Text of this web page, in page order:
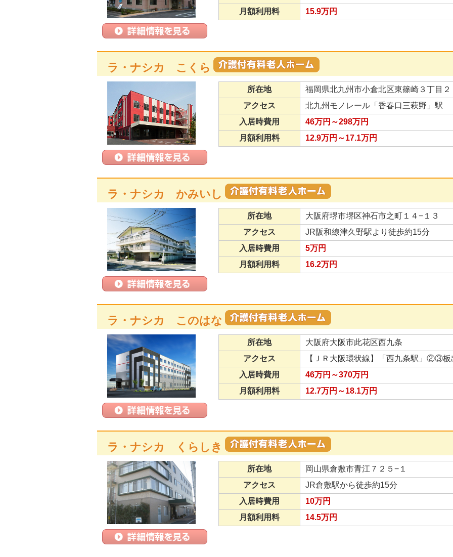
月額利用料
15.9万円
ラ・ナシカ こくら
所在地
福岡県北九州市小倉北区東篠崎３丁目２
アクセス
北九州モノレール「香春口三萩野」駅
入居時費用
46万円～298万円
月額利用料
12.9万円～17.1万円
ラ・ナシカ かみいし
所在地
大阪府堺市堺区神石市之町１４−１３
アクセス
JR阪和線津久野駅より徒歩約15分
入居時費用
5万円
月額利用料
16.2万円
ラ・ナシカ このはな
所在地
大阪府大阪市此花区西九条
アクセス
【ＪＲ大阪環状線】「西九条駅」②③
入居時費用
46万円～370万円
月額利用料
12.7万円～18.1万円
ラ・ナシカ くらしき
所在地
岡山県倉敷市青江７２５−１
アクセス
JR倉敷駅から徒歩約15分
入居時費用
10万円
月額利用料
14.5万円